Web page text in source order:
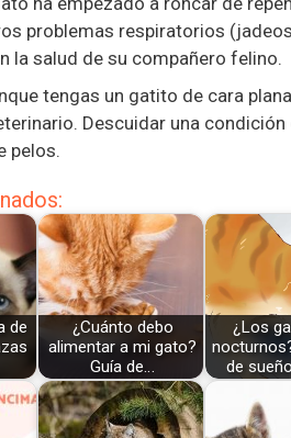
problemas respiratorios
la salud de su compañero felino.
tengas un gatito de cara
Descuidar una
pelos.
de
¿Cuánto debo
alimentar a mi gato?
Guía de…
¿Los
de